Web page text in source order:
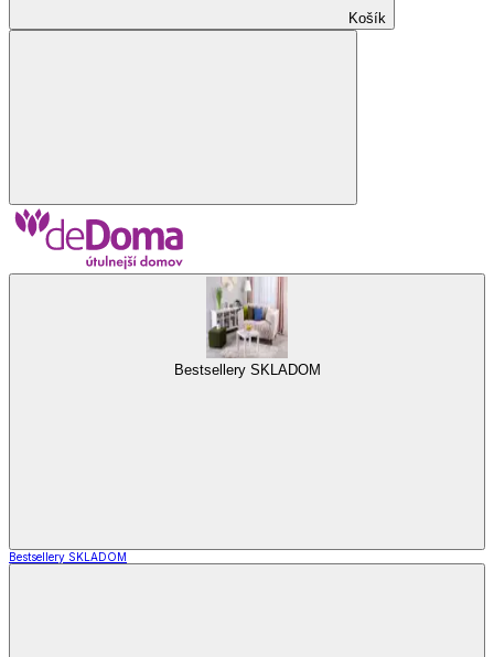
Košík
Bestsellery SKLADOM
Bestsellery SKLADOM